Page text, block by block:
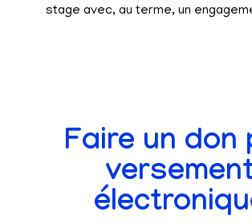
stage avec, au terme, un
Faire un don